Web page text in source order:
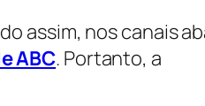
assim, nos canais
ABC. Portanto, a